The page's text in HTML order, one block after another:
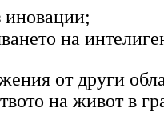
иновации;
на
от други
на живот в